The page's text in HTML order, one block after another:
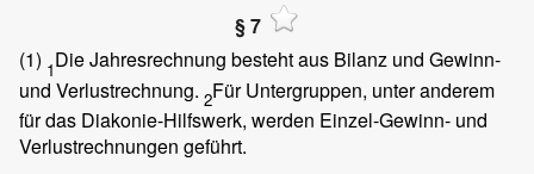
§ 7
(1) 1Die Jahresrechnung besteht aus Bilanz und Gewinn-
und Verlustrechnung. 2Für Untergruppen, unter anderem
für das Diakonie-Hilfswerk, werden Einzel-Gewinn- und
Verlustrechnungen geführt.